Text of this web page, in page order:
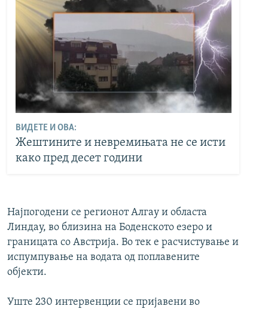
ВИДЕТЕ И ОВА:
Жештините и невремињата не се исти
како пред десет години
Најпогодени се регионот Алгау и областа
Линдау, во близина на Боденското езеро и
границата со Австрија. Во тек е расчистување и
испумпување на водата од поплавените
објекти.
Уште 230 интервенции се пријавени во